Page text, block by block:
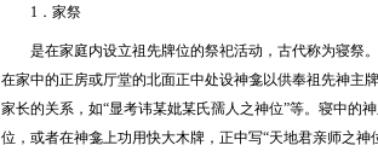
1．家祭
是在家庭内设立祖先牌位的祭祀活动，古代称为寝祭
在家中的正房或厅堂的北面正中处设神龛以供奉祖先神主
家长的关系，如“显考讳某妣某氏孺人之神位”等。寝中的
位，或者在神龛上功用快大木牌，正中写“天地君亲师之